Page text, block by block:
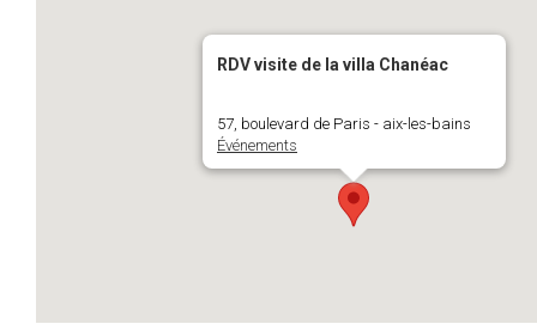
RDV visite de la villa Chanéac
57, boulevard de Paris - aix-les-bains
Événements